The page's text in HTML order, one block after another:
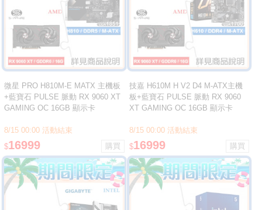
微星 PRO H810M-E MATX 主機板
+藍寶石 PULSE 脈動 RX 9060 XT
GAMING OC 16GB 顯示卡
8/15 00:00 活動結束
$16999
技嘉 H610M H V2 D4 M-ATX主機
板+藍寶石 PULSE 脈動 RX 9060
XT GAMING OC 16GB 顯示卡
8/15 00:00 活動結束
$16999